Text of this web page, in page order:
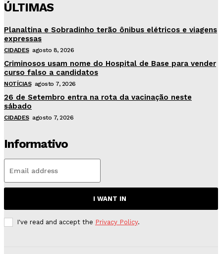
ÚLTIMAS
Planaltina e Sobradinho terão ônibus elétricos e viagens
expressas
CIDADES agosto 8, 2026
Criminosos usam nome do Hospital de Base para vender
curso falso a candidatos
NOTÍCIAS agosto 7, 2026
26 de Setembro entra na rota da vacinação neste
sábado
CIDADES agosto 7, 2026
Informativo
I WANT IN
I've read and accept the Privacy Policy.